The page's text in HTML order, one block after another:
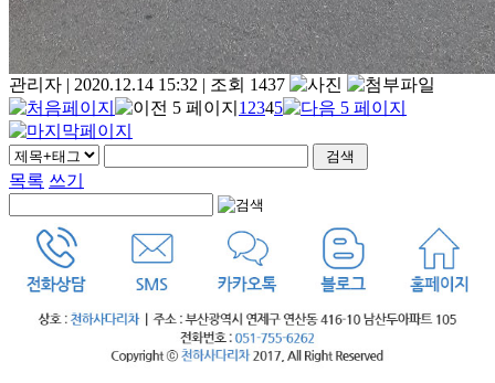
관리자 | 2020.12.14 15:32 | 조회 1437
1 2345
목록 쓰기